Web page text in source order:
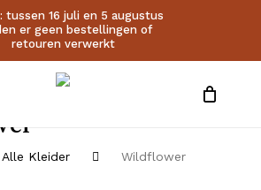
tussen 16 juli en 5 augustus
er geen bestellingen of
retouren verwerkt
Alle Kleider Wildflower
Filters